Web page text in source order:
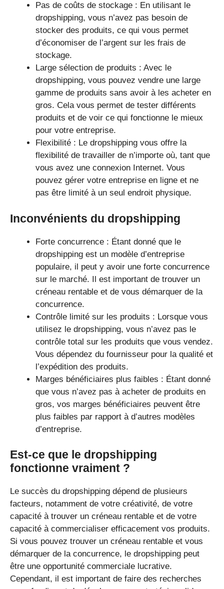
Pas de coûts de stockage : En utilisant le
dropshipping, vous n’avez pas besoin de
stocker des produits, ce qui vous permet
d’économiser de l’argent sur les frais de
stockage.
Large sélection de produits : Avec le
dropshipping, vous pouvez vendre une large
gamme de produits sans avoir à les acheter en
gros. Cela vous permet de tester différents
produits et de voir ce qui fonctionne le mieux
pour votre entreprise.
Flexibilité : Le dropshipping vous offre la
flexibilité de travailler de n’importe où, tant que
vous avez une connexion Internet. Vous
pouvez gérer votre entreprise en ligne et ne
pas être limité à un seul endroit physique.
Inconvénients du dropshipping
Forte concurrence : Étant donné que le
dropshipping est un modèle d’entreprise
populaire, il peut y avoir une forte concurrence
sur le marché. Il est important de trouver un
créneau rentable et de vous démarquer de la
concurrence.
Contrôle limité sur les produits : Lorsque vous
utilisez le dropshipping, vous n’avez pas le
contrôle total sur les produits que vous vendez.
Vous dépendez du fournisseur pour la qualité et
l’expédition des produits.
Marges bénéficiaires plus faibles : Étant donné
que vous n’avez pas à acheter de produits en
gros, vos marges bénéficiaires peuvent être
plus faibles par rapport à d’autres modèles
d’entreprise.
Est-ce que le dropshipping
fonctionne vraiment ?
Le succès du dropshipping dépend de plusieurs
facteurs, notamment de votre créativité, de votre
capacité à trouver un créneau rentable et de votre
capacité à commercialiser efficacement vos produits.
Si vous pouvez trouver un créneau rentable et vous
démarquer de la concurrence, le dropshipping peut
être une opportunité commerciale lucrative.
Cependant, il est important de faire des recherches